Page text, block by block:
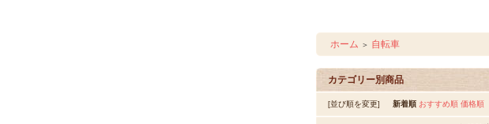
ホーム ＞ 自転車
カテゴリー別商品
[並び順を変更] 新着順 おすすめ順 価格順